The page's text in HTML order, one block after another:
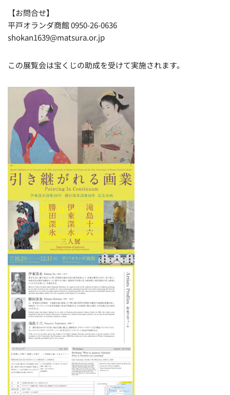
【お問合せ】
平戸オランダ商館 0950-26-0636
shokan1639@matsura.or.jp
この展覧会は宝くじの助成を受けて実施されます。